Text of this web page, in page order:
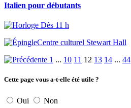
Italien pour débutants
Dès 11 h
Centre culturel Stewart Hall
1 ... 10 11 12 13 14 ... 44
Cette page vous a-t-elle été utile ?
Oui Non